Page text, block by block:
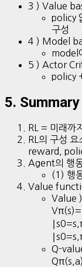
3 ) Value
policy
구성
4 ) Model
model
5 ) Actor
policy
5. Summary
RL = 미래까
RL의 구성
reward,
Agent의 행
(1) 행
Value
Value
Q-